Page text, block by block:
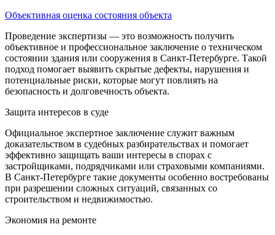
Объективная оценка состояния объекта
Проведение экспертизы — это возможность получить
объективное и профессиональное заключение о техническом
состоянии здания или сооружения в Санкт-Петербурге. Такой
подход помогает выявить скрытые дефекты, нарушения и
потенциальные риски, которые могут повлиять на
безопасность и долговечность объекта.
Защита интересов в суде
Официальное экспертное заключение служит важным
доказательством в судебных разбирательствах и помогает
эффективно защищать ваши интересы в спорах с
застройщиками, подрядчиками или страховыми компаниями.
В Санкт-Петербурге такие документы особенно востребованы
при разрешении сложных ситуаций, связанных со
строительством и недвижимостью.
Экономия на ремонте